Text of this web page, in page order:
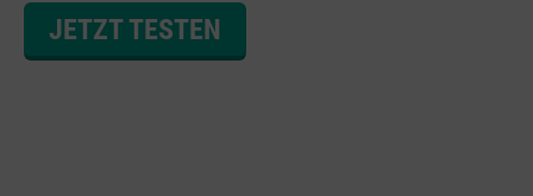
JETZT TESTEN